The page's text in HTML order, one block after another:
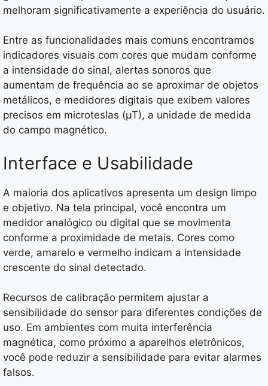
melhoram significativamente a experiência do usuário.
Entre as funcionalidades mais comuns encontramos
indicadores visuais com cores que mudam conforme
a intensidade do sinal, alertas sonoros que
aumentam de frequência ao se aproximar de objetos
metálicos, e medidores digitais que exibem valores
precisos em microteslas (µT), a unidade de medida
do campo magnético.
Interface e Usabilidade
A maioria dos aplicativos apresenta um design limpo
e objetivo. Na tela principal, você encontra um
medidor analógico ou digital que se movimenta
conforme a proximidade de metais. Cores como
verde, amarelo e vermelho indicam a intensidade
crescente do sinal detectado.
Recursos de calibração permitem ajustar a
sensibilidade do sensor para diferentes condições de
uso. Em ambientes com muita interferência
magnética, como próximo a aparelhos eletrônicos,
você pode reduzir a sensibilidade para evitar alarmes
falsos.